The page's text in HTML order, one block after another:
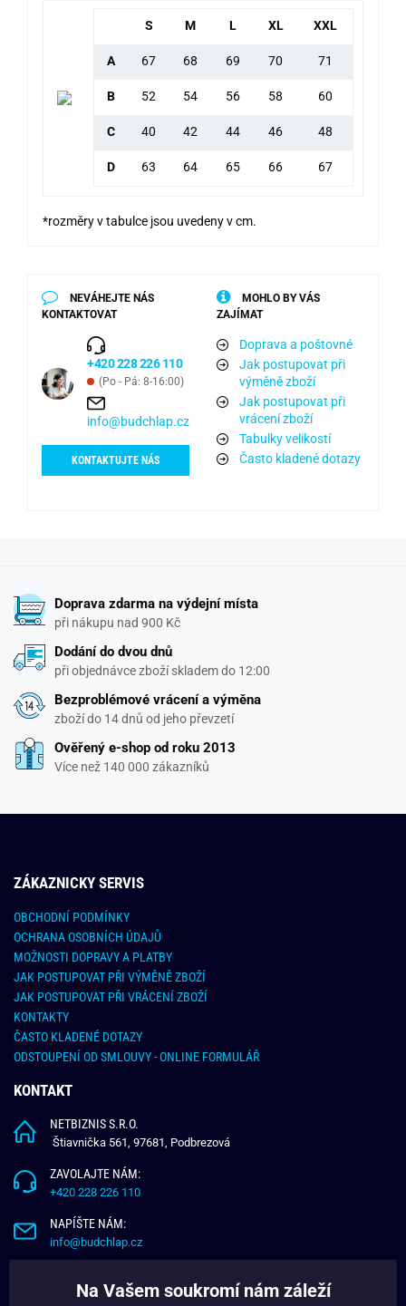
S M L XL XXL
A 67 68 69 70 71
B 52 54 56 58 60
C 40 42 44 46 48
D 63 64 65 66 67
*rozměry v tabulce jsou uvedeny v cm.
NEVÁHEJTE NÁS
KONTAKTOVAT
+420 228 226 110
(Po - Pá: 8-16:00)
info@budchlap.cz
KONTAKTUJTE NÁS
MOHLO BY VÁS
ZAJÍMAT
Doprava a poštovné
Jak postupovat při
výměně zboží
Jak postupovat při
vrácení zboží
Tabulky velikostí
Často kladené dotazy
Doprava zdarma na výdejní místa
při nákupu nad 900 Kč
Dodání do dvou dnů
při objednávce zboží skladem do 12:00
Bezproblémové vrácení a výměna
zboží do 14 dnů od jeho převzetí
Ověřený e-shop od roku 2013
Více než 140 000 zákazníků
ZÁKAZNICKY SERVIS
OBCHODNÍ PODMÍNKY
OCHRANA OSOBNÍCH ÚDAJŮ
MOŽNOSTI DOPRAVY A PLATBY
JAK POSTUPOVAT PŘI VÝMĚNĚ ZBOŽÍ
JAK POSTUPOVAT PŘI VRÁCENÍ ZBOŽÍ
KONTAKTY
ČASTO KLADENÉ DOTAZY
ODSTOUPENÍ OD SMLOUVY - ONLINE FORMULÁŘ
KONTAKT
NETBIZNIS S.R.O.
Štiavnička 561, 97681, Podbrezová
ZAVOLAJTE NÁM:
+420 228 226 110
NAPÍŠTE NÁM:
info@budchlap.cz
Na Vašem soukromí nám záleží